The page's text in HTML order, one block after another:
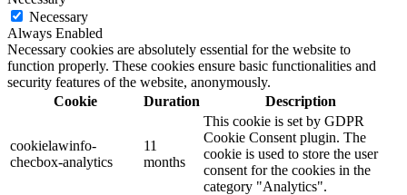
Necessary
Always Enabled
Necessary cookies are absolutely essential for the website to
function properly. These cookies ensure basic functionalities and
security features of the website, anonymously.
Cookie
Duration Description
cookielawinfo-
checbox-analytics
11
months
This cookie is set by GDPR
Cookie Consent plugin. The
cookie is used to store the user
consent for the cookies in the
category "Analytics".